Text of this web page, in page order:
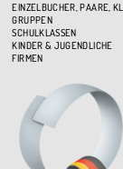
EINZELBUCHER, PAARE,
GRUPPEN
SCHULKLASSEN
KINDER & JUGENDLICHE
FIRMEN